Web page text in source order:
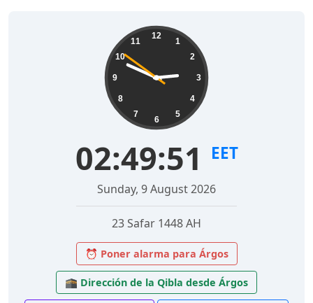
12
1
2
3
4
5
6
7
8
9
10
11
02:49:52 EET
Sunday, 9 August 2026
23 Safar 1448 AH
⏰ Poner alarma para Árgos
🕋 Dirección de la Qibla desde Árgos